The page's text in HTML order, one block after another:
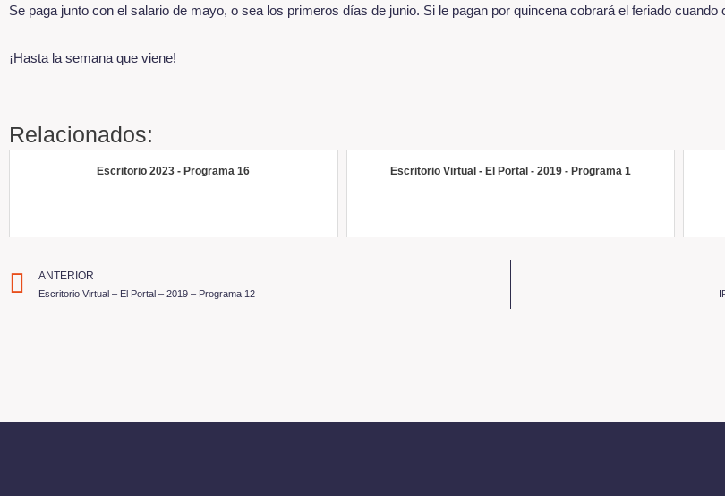
Se paga junto con el salario de mayo, o sea los primeros días de junio. Si le pagan por quincena cobrará el feriado
¡Hasta la semana que viene!
Relacionados:
Escritorio 2023 - Programa 16 Escritorio Virtual - El Portal - 2019 - Programa 1
ANTERIOR
Escritorio Virtual – El Portal – 2019 – Programa 12